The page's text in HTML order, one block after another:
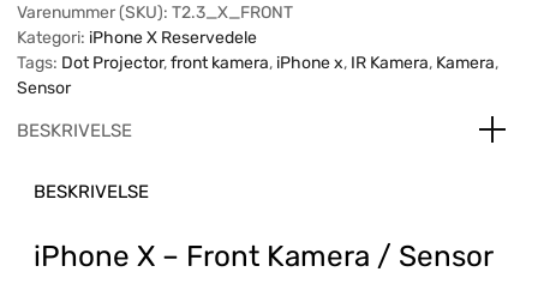
Varenummer (SKU): T2.3_X_FRONT
Kategori: iPhone X Reservedele
Tags: Dot Projector,front kamera, iPhone x, IR Kamera, Kamera,
Sensor
BESKRIVELSE
BESKRIVELSE
iPhone X – Front Kamera / Sensor